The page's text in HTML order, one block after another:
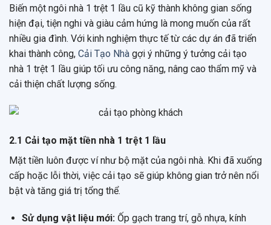
Biến một ngôi nhà 1 trệt 1 lầu cũ kỹ thành không gian sống
hiện đại, tiện nghi và giàu cảm hứng là mong muốn của rất
nhiều gia đình. Với kinh nghiệm thực tế từ các dự án đã triển
khai thành công, Cải Tạo Nhà gợi ý những ý tưởng cải tạo
nhà 1 trệt 1 lầu giúp tối ưu công năng, nâng cao thẩm mỹ và
cải thiện chất lượng sống.
2.1 Cải tạo mặt tiền nhà 1 trệt 1 lầu
Mặt tiền luôn được ví như bộ mặt của ngôi nhà. Khi đã xuống
cấp hoặc lỗi thời, việc cải tạo sẽ giúp không gian trở nên nổi
bật và tăng giá trị tổng thể.
Sử dụng vật liệu mới:Ốp gạch trang trí, gỗ nhựa, kính